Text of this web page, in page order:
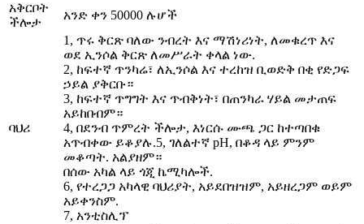
አቅርቦት
ችሎታ
አንድ ቀን 50000 ሉሆች
ባህሪ
1, ጥሩ ቅርጽ ባለው ንብረት እና ማሽነሪነት, ለመቁረጥ እና
ወደ ኢንሶል ቅርጽ ለመሥራት ቀላል ነው.
2, ከፍተኛ ጥንካሬ፣ ለኢንሶል እና ተረከዝ ቢወድቅ በቂ የድጋፍ
ኃይል ያቅርቡ።
3, ከፍተኛ ጥግግት እና ጥብቅነት፣ በጠንካራ ሃይል መታጠፍ
አይከበብም።
4, በደንብ ጥምረት ችሎታ, እነርሱ ሙጫ ጋር ከተጣበቁ
አጥብቀው ይቆያሉ.5, ገለልተኛ pH, በቆዳ ላይ ምንም
መቆጣት. አልያዘም።
በሰው አካል ላይ ጎጂ ኬሚካሎች.
6, የተረጋጋ አካላዊ ባህሪያት, አይደበዝዝም, አይዘረጋም ወይም
አይቀንስም.
7, አንቲስሊፕ